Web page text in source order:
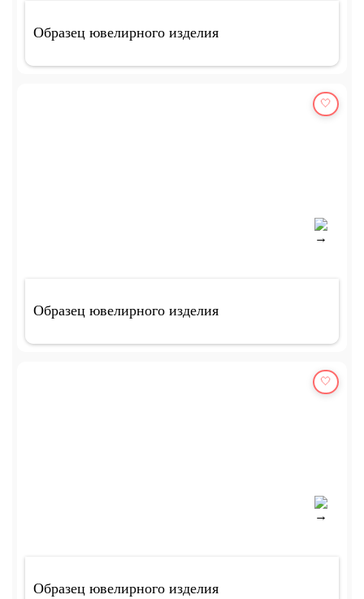
Образец ювелирного изделия
🤍
Образец ювелирного изделия
🤍
Образец ювелирного изделия